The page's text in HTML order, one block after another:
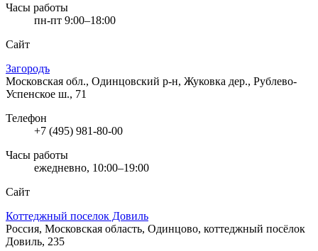
Часы работы
пн-пт 9:00–18:00
Сайт
Загородъ
Московская обл., Одинцовский р-н, Жуковка дер., Рублево-
Успенское ш., 71
Телефон
+7 (495) 981-80-00
Часы работы
ежедневно, 10:00–19:00
Сайт
Коттеджный поселок Довиль
Россия, Московская область, Одинцово, коттеджный посёлок
Довиль, 235